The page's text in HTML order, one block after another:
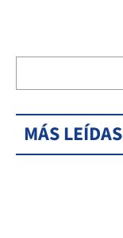
MÁS LEÍDAS